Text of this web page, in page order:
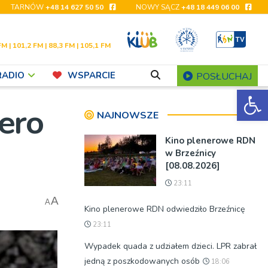
TARNÓW+48 14 627 50 50 NOWY SĄCZ+48 18 449 06 00
| 101,2 FM | 88,3 FM | 105,1 FM
WSPARCIE POSŁUCHAJ
AA
NAJNOWSZE
Kino plenerowe RDN
w Brzeźnicy
[08.08.2026]
23:11
Kino plenerowe RDN odwiedziło Brzeźnicę
23:11
Wypadek quada z udziałem dzieci. LPR zabrał
jedną z poszkodowanych osób
18:06